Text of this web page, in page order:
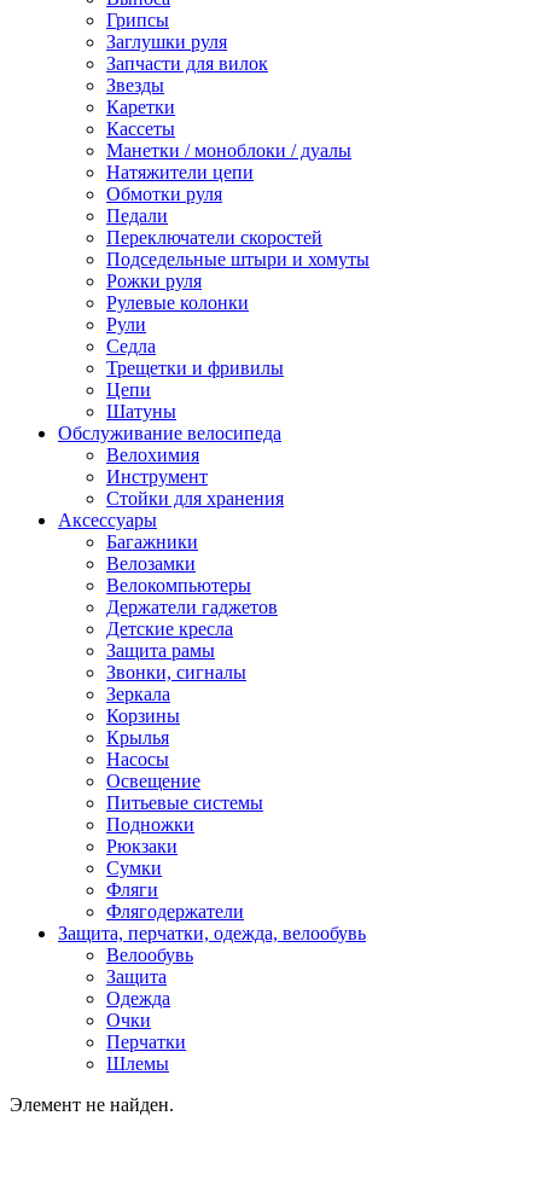
Грипсы
Заглушки руля
Запчасти для вилок
Звезды
Каретки
Кассеты
Манетки / моноблоки / дуалы
Натяжители цепи
Обмотки руля
Педали
Переключатели скоростей
Подседельные штыри и хомуты
Рожки руля
Рулевые колонки
Рули
Седла
Трещетки и фривилы
Цепи
Шатуны
Обслуживание велосипеда
Велохимия
Инструмент
Стойки для хранения
Аксессуары
Багажники
Велозамки
Велокомпьютеры
Держатели гаджетов
Детские кресла
Защита рамы
Звонки, сигналы
Зеркала
Корзины
Крылья
Насосы
Освещение
Питьевые системы
Подножки
Рюкзаки
Сумки
Фляги
Флягодержатели
Защита, перчатки, одежда, велообувь
Велообувь
Защита
Одежда
Очки
Перчатки
Шлемы
Элемент не найден.